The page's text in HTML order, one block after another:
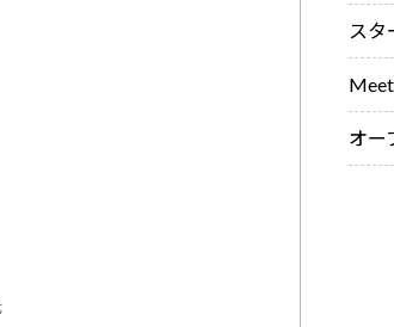
スタ
オー